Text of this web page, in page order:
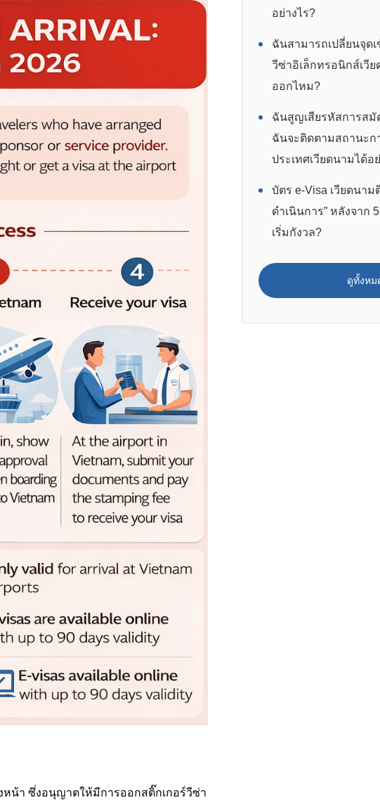
หน้า ซึ่งอนุญาตให้มีการออกสติ๊กเกอร์วีซ่า
อย่างไร?
ฉันสามารถเปลี่ยนจุด
วีซ่าอิเล็กทรอนิกส์เวี
ออกไหม?
ฉันสูญเสียรหัสการส
ฉันจะติดตามสถานะก
ประเทศเวียดนามได้อ
บัตร e-Visa เวียดนาม
ดำเนินการ” หลังจาก
เริ่มกังวล?
ดูทั้งหม